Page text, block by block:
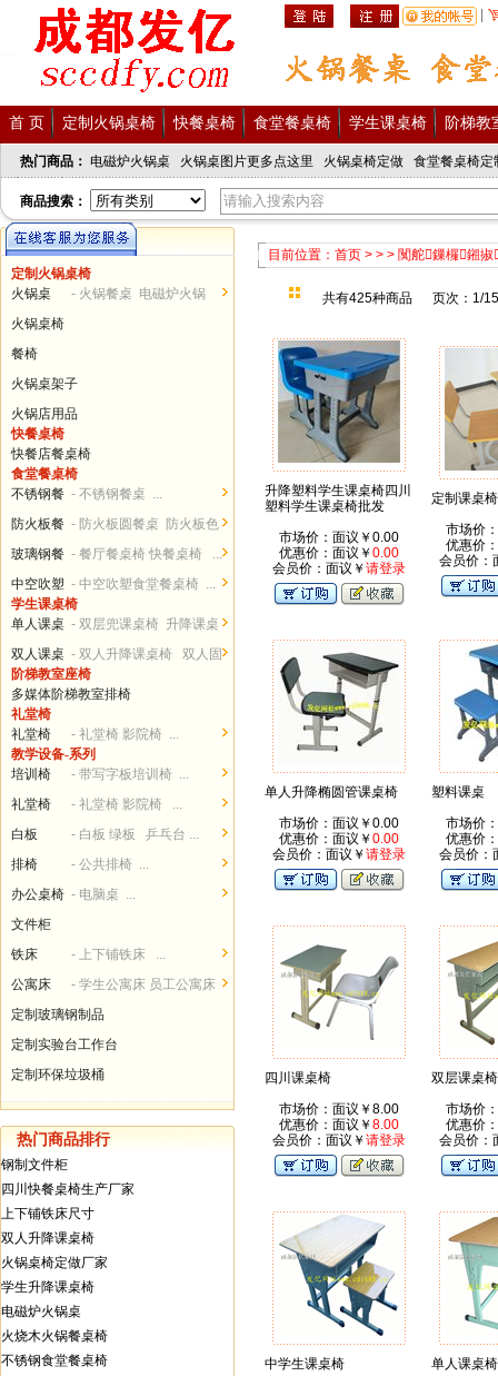
首 页 定制火锅桌椅 快餐桌椅 食堂餐桌椅 学生课桌椅 阶梯教
热门商品： 电磁炉火锅桌 火锅桌图片更多点这里 火锅桌椅定做 食堂餐桌椅定
商品搜索：
商品分类
定制火锅桌椅
- 火锅餐桌 电磁炉火锅
火锅桌
火锅桌椅
餐椅
火锅桌架子
火锅店用品
快餐桌椅
快餐店餐桌椅
食堂餐桌椅
- 不锈钢餐桌 ...
不锈钢餐
桌椅
- 防火板圆餐桌 防火板色
卡...
防火板餐
桌椅
- 餐厅餐桌椅 快餐桌椅 ...
玻璃钢餐
桌椅
- 中空吹塑食堂餐桌椅 ...
中空吹塑
餐桌椅
学生课桌椅
- 双层兜课桌椅 升降课桌
椅...
单人课桌
椅
- 双人升降课桌椅 双人固
定课桌椅 ...
双人课桌
椅
阶梯教室座椅
多媒体阶梯教室排椅
礼堂椅
- 礼堂椅 影院椅 ...
礼堂椅
教学设备-系列
- 带写字板培训椅 ...
培训椅
- 礼堂椅 影院椅 ...
礼堂椅
- 白板 绿板 乒乓台 ...
白板
- 公共排椅 ...
排椅
- 电脑桌 ...
办公桌椅
文件柜
- 上下铺铁床 ...
铁床
- 学生公寓床 员工公寓床
...
公寓床
定制玻璃钢制品
定制实验台工作台
定制环保垃圾桶
热门商品排行
钢制文件柜
四川快餐桌椅生产厂家
上下铺铁床尺寸
双人升降课桌椅
火锅桌椅定做厂家
学生升降课桌椅
电磁炉火锅桌
火烧木火锅餐桌椅
不锈钢食堂餐桌椅
目前位置： 首页 > > > 闃舵鏁欏鎺掓
共有425种商品 页次：1/
升降塑料学生课桌椅四川
塑料学生课桌椅批发
市场价：面议￥0.00
优惠价：面议￥ 0.00
会员价：面议￥ 请登录
定制课桌
市场价
优惠价
会员价：
单人升降椭圆管课桌椅
市场价：面议￥0.00
优惠价：面议￥ 0.00
会员价：面议￥ 请登录
塑料课桌
市场价
优惠价
会员价：
四川课桌椅
市场价：面议￥8.00
优惠价：面议￥ 8.00
会员价：面议￥ 请登录
双层课桌椅
市场价
优惠价
会员价：
中学生课桌椅
单人课桌椅
火锅桌客服
餐桌椅客服
课桌椅客服
发亿服务热线
028-62378086
15982390198